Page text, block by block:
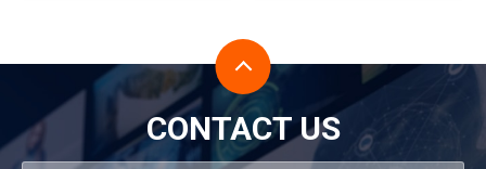
CONTACT US